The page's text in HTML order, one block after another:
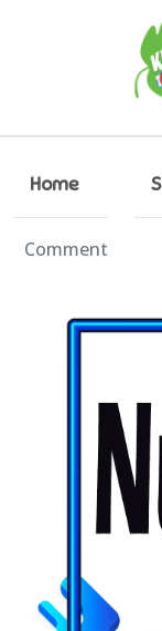
Every kid toy
Home
By Kenzytoys
Comment